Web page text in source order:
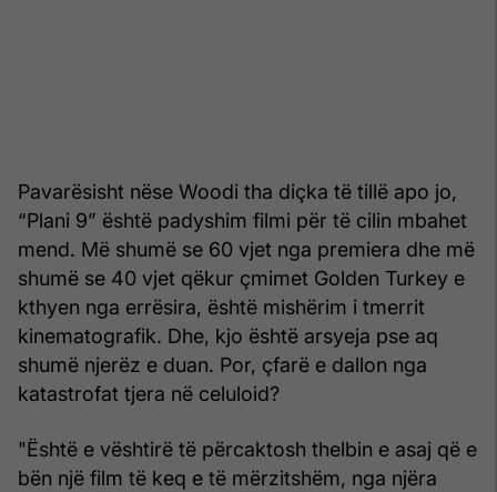
Pavarësisht nëse Woodi tha diçka të tillë apo jo,
“Plani 9” është padyshim filmi për të cilin mbahet
mend. Më shumë se 60 vjet nga premiera dhe më
shumë se 40 vjet qëkur çmimet Golden Turkey e
kthyen nga errësira, është mishërim i tmerrit
kinematografik. Dhe, kjo është arsyeja pse aq
shumë njerëz e duan. Por, çfarë e dallon nga
katastrofat tjera në celuloid?
"Është e vështirë të përcaktosh thelbin e asaj që e
bën një film të keq e të mërzitshëm, nga njëra